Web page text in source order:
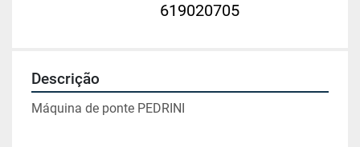
619020705
Descrição
Máquina de ponte PEDRINI